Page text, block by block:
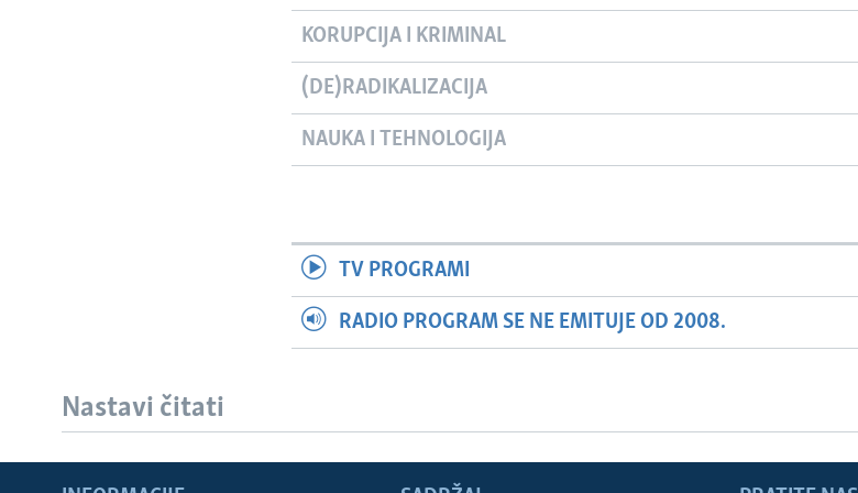
KORUPCIJA I KRIMINAL
(DE)RADIKALIZACIJA
NAUKA I TEHNOLOGIJA
TV PROGRAMI
RADIO PROGRAM SE NE EMITUJE OD 2008.
Nastavi čitati